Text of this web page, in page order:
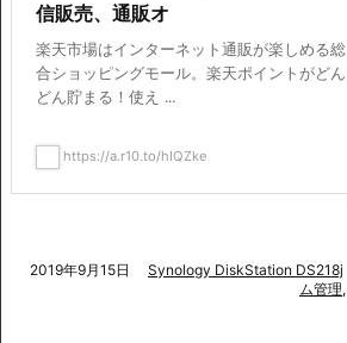
信販売、通販オ
楽天市場はインターネット通販が楽しめる総
合ショッピングモール。楽天ポイントがどん
どん貯まる！使え ...
https://a.r10.to/hIQZke
2019年9月15日 Synology DiskStation DS218j
ム管理,